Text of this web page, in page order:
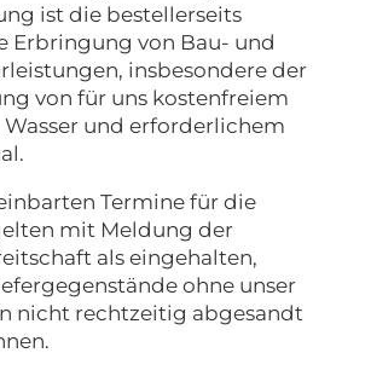
ist die bestellerseits
Erbringung von Bau- und
insbesondere der
von für uns kostenfreiem
Wasser und erforderlichem
Termine für die
mit Meldung der
als eingehalten,
ohne unser
nicht rechtzeitig abgesandt